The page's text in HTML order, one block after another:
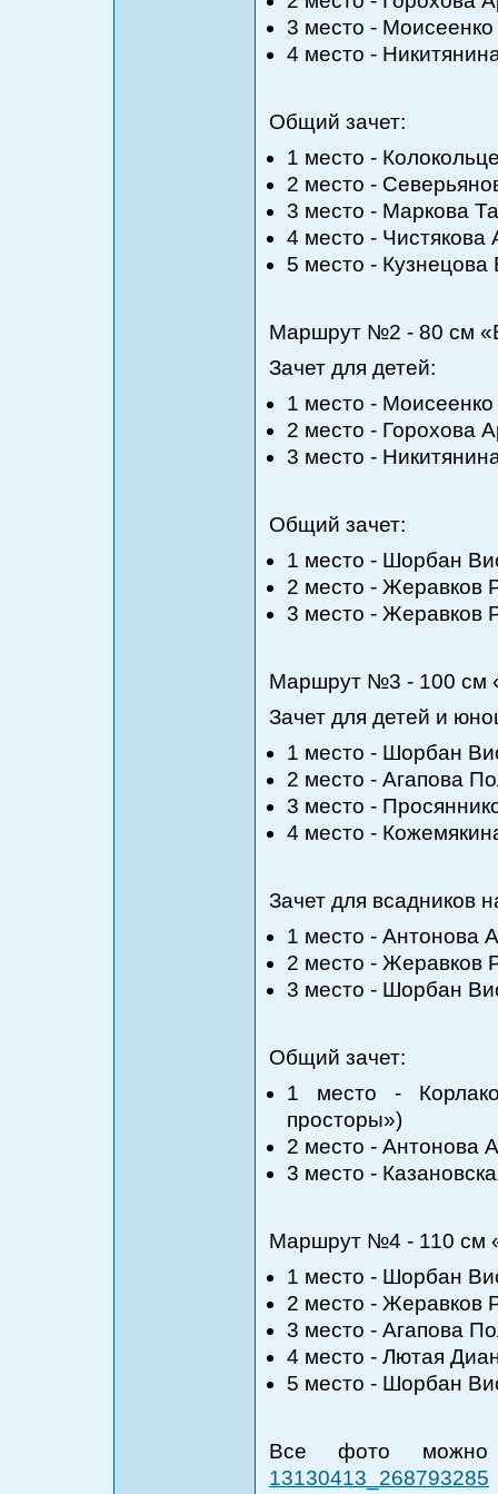
3 место -
4 место -
Общий зачет:
1 место -
2 место -
3 место - Маркова
4 место -
5 место -
Маршрут №2 - 80 см
Зачет для детей:
1 место -
2 место - Горохова
3 место -
Общий зачет:
1 место - Шорбан
2 место - Жеравков
3 место - Жеравков
Маршрут №3 - 100 см
Зачет для детей и
1 место - Шорбан
2 место - Агапова
3 место -
4 место -
Зачет для всадников
1 место - Антонова
2 место - Жеравков
3 место - Шорбан
Общий зачет:
1 место -
просторы»)
2 место - Антонова
3 место -
Маршрут №4 - 110 см
1 место - Шорбан
2 место - Жеравков
3 место - Агапова
4 место - Лютая
5 место - Шорбан
Все фото можно
13130413_268793285